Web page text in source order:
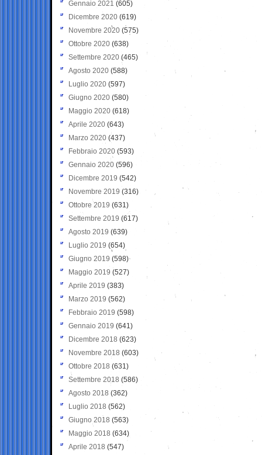
Gennaio 2021 (605)
Dicembre 2020 (619)
Novembre 2020 (575)
Ottobre 2020 (638)
Settembre 2020(465)
Agosto 2020 (588)
Luglio 2020 (597)
Giugno 2020 (580)
Maggio 2020 (618)
Aprile 2020 (643)
Marzo 2020 (437)
Febbraio 2020 (593)
Gennaio 2020 (596)
Dicembre 2019 (542)
Novembre 2019 (316)
Ottobre 2019 (631)
Settembre 2019 (617)
Agosto 2019 (639)
Luglio 2019 (654)
Giugno 2019 (598)
Maggio 2019 (527)
Aprile 2019 (383)
Marzo 2019 (562)
Febbraio 2019 (598)
Gennaio 2019 (641)
Dicembre 2018 (623)
Novembre 2018 (603)
Ottobre 2018 (631)
Settembre 2018 (586)
Agosto 2018 (362)
Luglio 2018 (562)
Giugno 2018 (563)
Maggio 2018 (634)
Aprile 2018 (547)